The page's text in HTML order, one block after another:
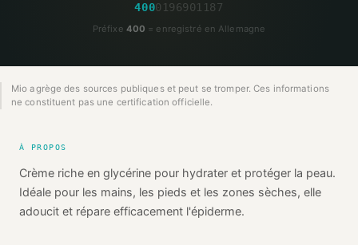
4000 1 9690 1 1 87
Préfixe 400 = enregistré en Allemagne
Mio agrège des sources publiques et peut se tromper. Ces informations
ne constituent pas une certification officielle.
À PROPOS
Crème riche en glycérine pour hydrater et protéger la peau.
Idéale pour les mains, les pieds et les zones sèches, elle
adoucit et répare efficacement l'épiderme.